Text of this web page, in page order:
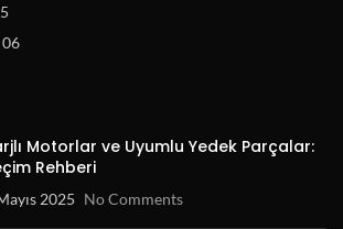
06
Motorlar ve Uyumlu Yedek Parçalar:
Rehberi
2025 No Comments